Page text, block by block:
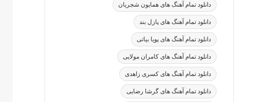
دانلود تمام آهنگ های همایون شجریان
دانلود تمام آهنگ های پازل بند
دانلود تمام آهنگ های پویا بیاتی
دانلود تمام آهنگ های کامران مولایی
دانلود تمام آهنگ های کسری زاهدی
دانلود تمام آهنگ های گرشا رضایی